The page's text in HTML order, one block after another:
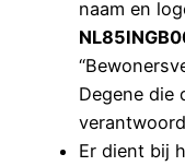
naam en
Degene die
Er dient bij